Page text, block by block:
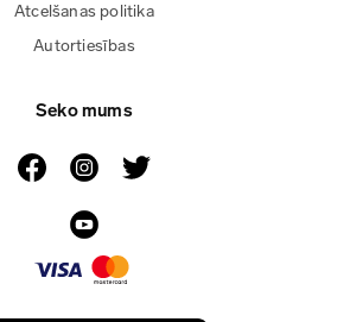
Atcelšanas politika
Autortiesības
Seko mums